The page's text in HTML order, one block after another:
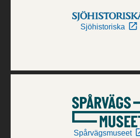
Sjöhistoriska
Spårvägsmuseet